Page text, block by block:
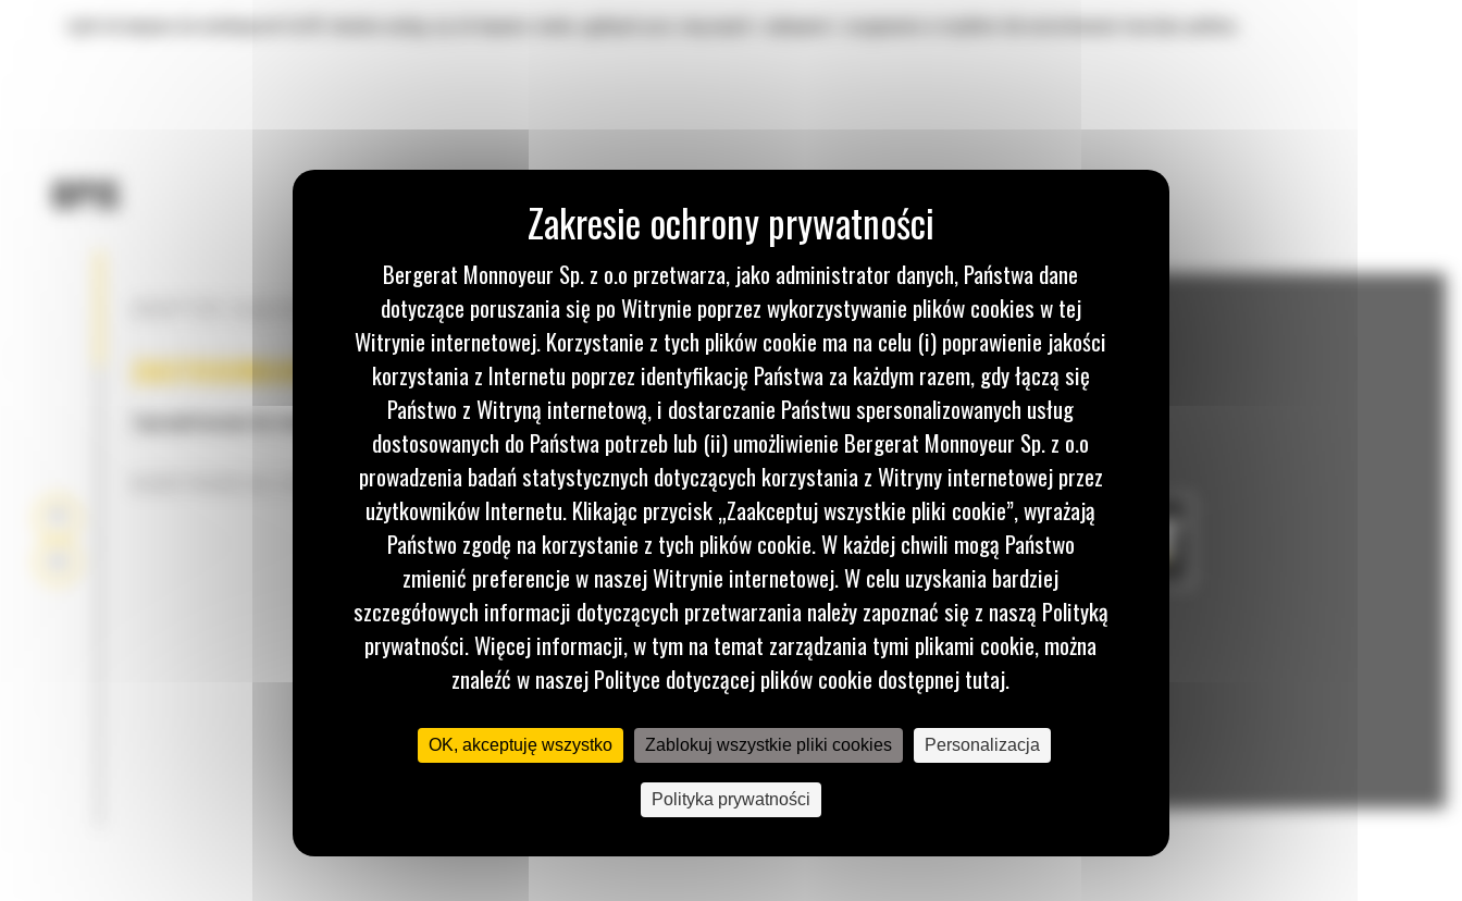
Łyżki do kopania do minikoparek Cat® idealnie nadają się do kopania rowów, ogólnych prac związanych z wykopami i zasypywania w miękkim lub umiarkowanie twardym podłożu.
OPIS
ADAPTER ZŁĄCZA OSPRZĘTU CW
ZASTOSOWANIE
Zaprojektowane do różnych zastosowań i materiałów.
Bergerat Monnoyeur Sp. z o.o przetwarza, jako administrator danych, Państwa dane
dotyczące poruszania się po Witrynie poprzez wykorzystywanie plików cookies w tej
Witrynie internetowej. Korzystanie z tych plików cookie ma na celu (i) poprawienie jakości
korzystania z Internetu poprzez identyfikację Państwa za każdym razem, gdy łączą się
Państwo z Witryną internetową, i dostarczanie Państwu spersonalizowanych usług
dostosowanych do Państwa potrzeb lub (ii) umożliwienie Bergerat Monnoyeur Sp. z o.o
prowadzenia badań statystycznych dotyczących korzystania z Witryny internetowej przez
użytkowników Internetu. Klikając przycisk „Zaakceptuj wszystkie pliki cookie”, wyrażają
Państwo zgodę na korzystanie z tych plików cookie. W każdej chwili mogą Państwo
zmienić preferencje w naszej Witrynie internetowej. W celu uzyskania bardziej
szczegółowych informacji dotyczących przetwarzania należy zapoznać się z naszą Polityką
prywatności. Więcej informacji, w tym na temat zarządzania tymi plikami cookie, można
znaleźć w naszej Polityce dotyczącej plików cookie dostępnej tutaj.
OK, akceptuję wszystko Zablokuj wszystkie pliki cookies Personalizacja
Polityka prywatności